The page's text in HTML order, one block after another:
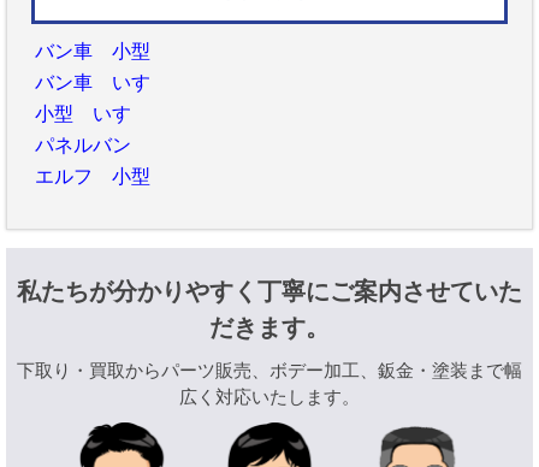
バン車 小型
バン車 いすゞ
小型 いすゞ
パネルバン
エルフ 小型
私たちが分かりやすく丁寧にご案内させていた
だきます。
下取り・買取からパーツ販売、ボデー加工、鈑金・塗装まで幅
広く対応いたします。